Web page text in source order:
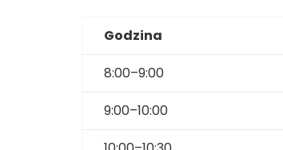
Godzina
8:00–9:00
9:00–10:00